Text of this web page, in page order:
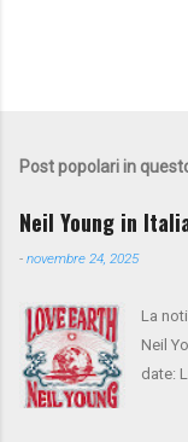
Post popolari in
Neil Young in
- novembre 24, 2025
La
Neil
date: